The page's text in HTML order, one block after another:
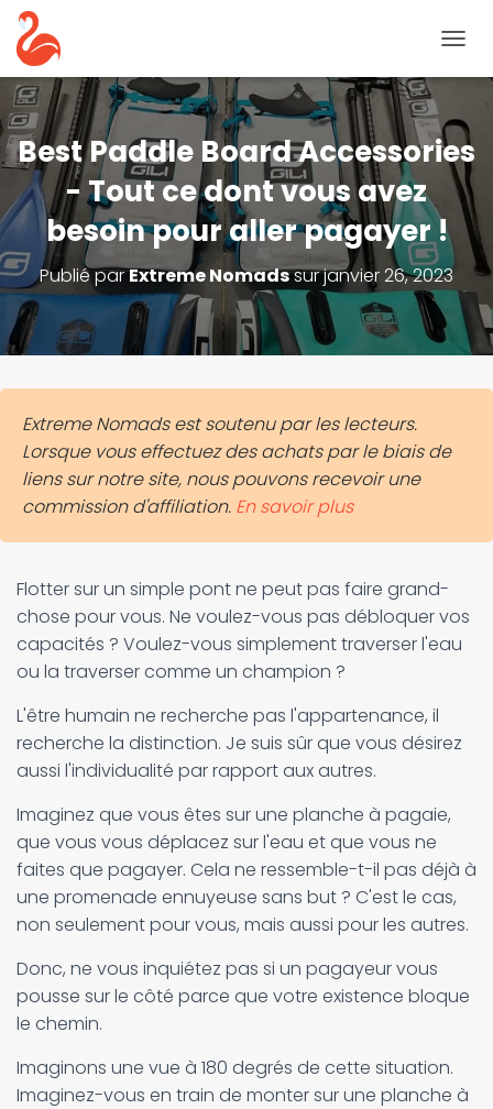
A
C
L
E
R
N
V
T
Best Paddle Board Accessories
- Tout ce dont vous avez
besoin pour aller pagayer !
Publié parExtreme Nomadssurjanvier 26, 2023
Extreme Nomads est soutenu par les lecteurs.
Lorsque vous effectuez des achats par le biais de
liens sur notre site, nous pouvons recevoir une
commission d'affiliation. En savoir plus
Flotter sur un simple pont ne peut pas faire grand-
chose pour vous. Ne voulez-vous pas débloquer vos
capacités ? Voulez-vous simplement traverser l'eau
ou la traverser comme un champion ?
L'être humain ne recherche pas l'appartenance, il
recherche la distinction. Je suis sûr que vous désirez
aussi l'individualité par rapport aux autres.
Imaginez que vous êtes sur une planche à pagaie,
que vous vous déplacez sur l'eau et que vous ne
faites que pagayer. Cela ne ressemble-t-il pas déjà à
une promenade ennuyeuse sans but ? C'est le cas,
non seulement pour vous, mais aussi pour les autres.
Donc, ne vous inquiétez pas si un pagayeur vous
pousse sur le côté parce que votre existence bloque
le chemin.
Imaginons une vue à 180 degrés de cette situation.
Imaginez-vous en train de monter sur une planche à